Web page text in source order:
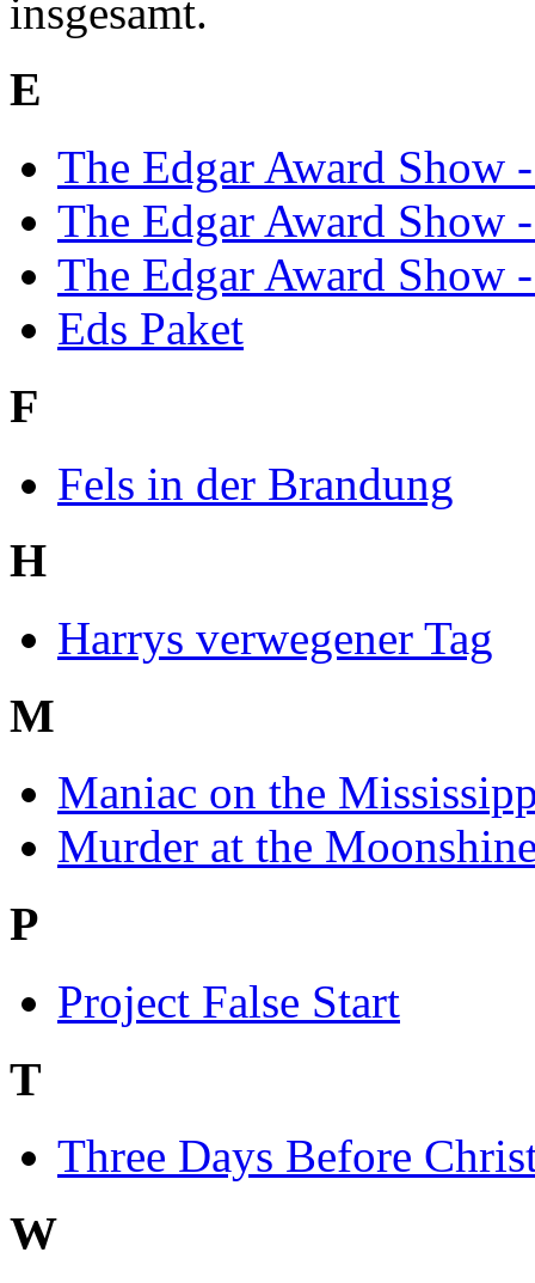
insgesamt.
E
The Edgar Award Show
The Edgar Award Show
The Edgar Award Show
Eds Paket
F
Fels in der Brandung
H
Harrys verwegener Tag
M
Maniac on the
Murder at the
P
Project False Start
T
Three Days Before
W